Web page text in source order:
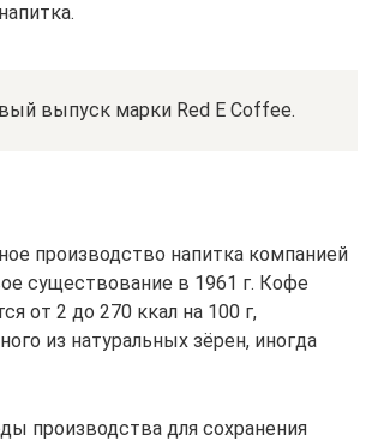
выпуск марки Red E Coffee.
производство напитка компанией
существование в 1961 г. Кофе
от 2 до 270 ккал на 100 г,
из натуральных зёрен, иногда
производства для сохранения